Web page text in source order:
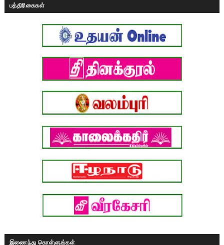
பத்திரிகைகள்
இணைந்து கொள்ளுங்கள்